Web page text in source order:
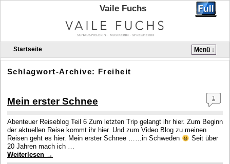
Vaile Fuchs
Startseite
Menü ↓
Zum Inhalt wechseln
Zum sekundären Inhalt wechseln
Schlagwort-Archive: Freiheit
Mein erster Schnee 1
Abenteuer Reiseblog Teil 6 Zum letzten Trip gelangt ihr hier. Zum Beginn
der aktuellen Reise kommt ihr hier. Und zum Video Blog zu meinen
Reisen geht es hier. Mein erster Schnee ……in Schweden
Seit über
20 Jahren mach ich …
Weiterlesen →